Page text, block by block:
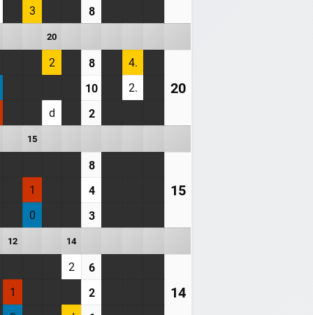
3
8
20
2 8 4.
20
10
2.
d
2
15
8
15
1
4
0
3
12 14
2 6
14
1
2